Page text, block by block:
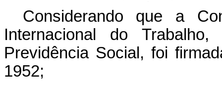
Considerando que a
Internacional do
Previdência Social, foi
1952;